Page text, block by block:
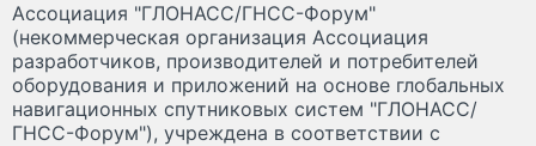
Ассоциация "ГЛОНАСС/ГНСС-Форум"
(некоммерческая организация Ассоциация
разработчиков, производителей и потребителей
оборудования и приложений на основе глобальных
навигационных спутниковых систем "ГЛОНАСС/
ГНСС-Форум"), учреждена в соответствии с